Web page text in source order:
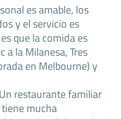
es amable, los
y el servicio es
que la comida es
a la Milanesa, Tres
en Melbourne) y
restaurante familiar
mucha